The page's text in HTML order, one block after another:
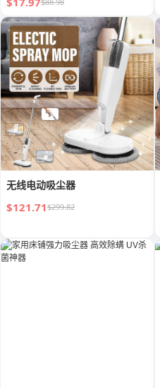
无线电动吸尘器
$121.71$299.82